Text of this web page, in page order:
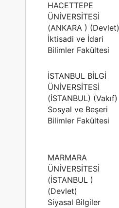
HACETTEPE
ÜNİVERSİTESİ
(ANKARA ) (Devlet)
İktisadi ve İdari
Bilimler Fakültesi
İSTANBUL BİLGİ
ÜNİVERSİTESİ
(İSTANBUL) (Vakıf)
Sosyal ve Beşeri
Bilimler Fakültesi
MARMARA
ÜNİVERSİTESİ
(İSTANBUL )
(Devlet)
Siyasal Bilgiler